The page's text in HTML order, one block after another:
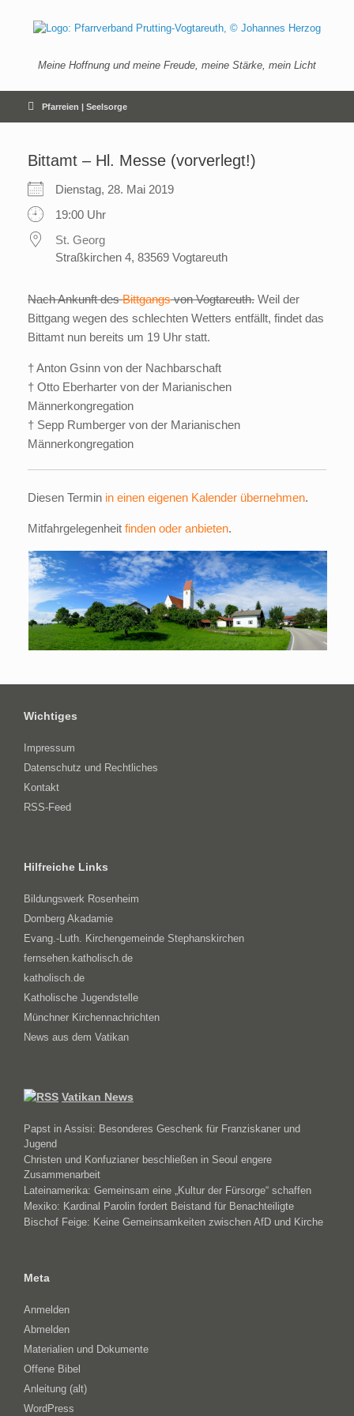
springen
Meine Hoffnung und meine Freude, meine Stärke, mein Licht
Pfarreien | Seelsorge
Bittamt – Hl. Messe (vorverlegt!)
Dienstag, 28. Mai 2019
19:00 Uhr
St. Georg
Straßkirchen 4, 83569 Vogtareuth
Nach Ankunft desBittgangsvon Vogtareuth. Weil der
Bittgang wegen des schlechten Wetters entfällt, findet das
Bittamt nun bereits um 19 Uhr statt.
† Anton Gsinn von der Nachbarschaft
† Otto Eberharter von der Marianischen
Männerkongregation
† Sepp Rumberger von der Marianischen
Männerkongregation
Diesen Termin in einen eigenen Kalender übernehmen.
Mitfahrgelegenheit finden oder anbieten.
Wichtiges
Impressum
Datenschutz und Rechtliches
Kontakt
RSS-Feed
Hilfreiche Links
Bildungswerk Rosenheim
Domberg Akadamie
Evang.-Luth. Kirchengemeinde Stephanskirchen
fernsehen.katholisch.de
katholisch.de
Katholische Jugendstelle
Münchner Kirchennachrichten
News aus dem Vatikan
Vatikan News
Papst in Assisi: Besonderes Geschenk für Franziskaner und
Jugend
Christen und Konfuzianer beschließen in Seoul engere
Zusammenarbeit
Lateinamerika: Gemeinsam eine „Kultur der Fürsorge“ schaffen
Mexiko: Kardinal Parolin fordert Beistand für Benachteiligte
Bischof Feige: Keine Gemeinsamkeiten zwischen AfD und Kirche
Meta
Anmelden
Abmelden
Materialien und Dokumente
Offene Bibel
Anleitung (alt)
WordPress